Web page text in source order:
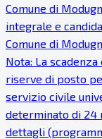
Comune di
integrale e
Comune di
Nota: La
riserve di posto
servizio civile
determinato di 24
dettagli